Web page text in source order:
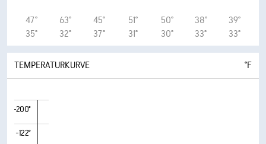
47°
35°
63°
32°
45°
37°
51°
31°
50°
30°
38°
33°
39°
33°
TEMPERATURKURVE °F
-200°
-122°